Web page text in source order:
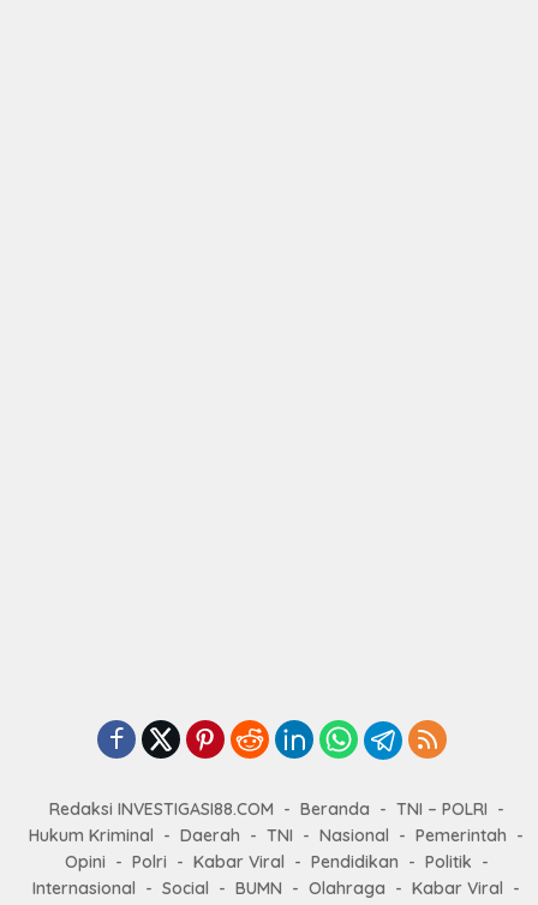
Redaksi INVESTIGASI88.COM Beranda
TNI – POLRI
Hukum Kriminal
Daerah TNI Nasional
Pemerintah
Opini
Polri Kabar Viral Pendidikan
Politik
Internasional
Social BUMN Olahraga
Kabar Viral